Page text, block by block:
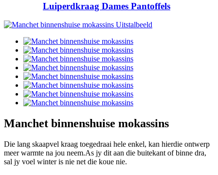
Luiperdkraag Dames Pantoffels
Manchet binnenshuise mokassins
Die lang skaapvel kraag toegedraai hele enkel, kan hierdie ontwerp
meer warmte na jou neem.As jy dit aan die buitekant of binne dra,
sal jy voel winter is nie net die koue nie.